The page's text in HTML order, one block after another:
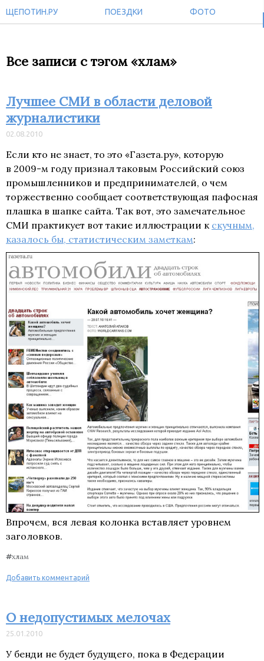
ЩЕПОТИН.РУ ПОЕЗДКИ ФОТО
Все записи с тэгом «хлам»
Лучшее СМИ в области деловой
журналистики
02.08.2010
Если кто не знает, то это «Газета.ру», которую
в 2009-м году признал таковым Российский союз
промышленников и предпринимателей, о чем
торжественно сообщает соответствующая пафосная
плашка в шапке сайта. Так вот, это замечательное
СМИ практикует вот такие иллюстрации к скучным,
казалось бы, статистическим заметкам:
Впрочем, вся левая колонка вставляет уровнем
заголовков.
#хлам
Добавить комментарий
О недопустимых мелочах
25.01.2010
У бенди не будет будущего, пока в Федерации